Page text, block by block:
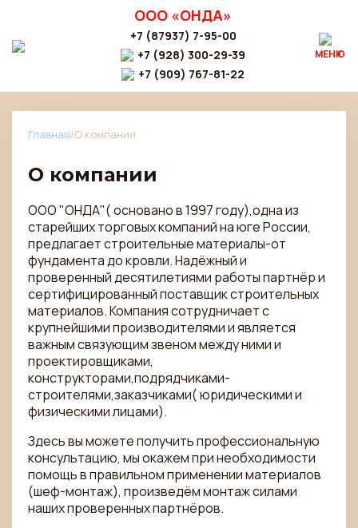
ООО «ОНДА»
+7 (87937) 7-95-00
+7 (928) 300-29-39
+7 (909) 767-81-22
МЕНЮ
Главная/О компании
О компании
ООО "ОНДА"( основано в 1997 году),одна из
старейших торговых компаний на юге России,
предлагает строительные материалы-от
фундамента до кровли. Надёжный и
проверенный десятилетиями работы партнёр и
сертифицированный поставщик строительных
материалов. Компания сотрудничает с
крупнейшими производителями и является
важным связующим звеном между ними и
проектировщиками,
конструкторами,подрядчиками-
строителями,заказчиками( юридическими и
физическими лицами).
Здесь вы можете получить профессиональную
консультацию, мы окажем при необходимости
помощь в правильном применении материалов
(шеф-монтаж), произведём монтаж силами
наших проверенных партнёров.